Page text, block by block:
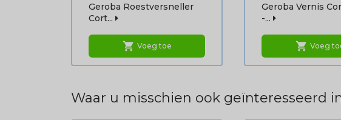
Geroba Roestversneller
Cort...
shopping_cart Voeg toe
Geroba Vernis
-...
shopping_cart Voeg
Waar u misschien ook geïnteresseerd